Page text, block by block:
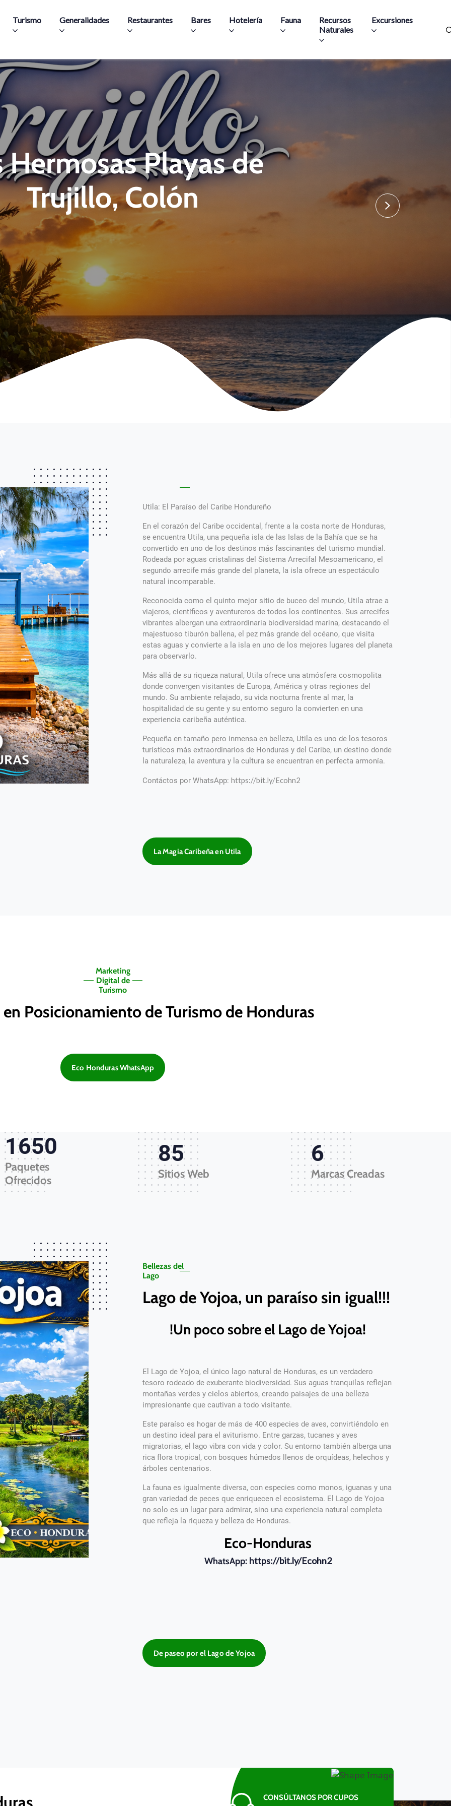
Turismo Generalidades Restaurantes Bares Hotelería Fauna
Recursos
Naturales
Excursiones
Hermosas Playas de
Trujillo, Colón
Utila: El Paraíso del Caribe Hondureño
En el corazón del Caribe occidental, frente a la costa norte de Honduras,
se encuentra Utila, una pequeña isla de las Islas de la Bahía que se ha
convertido en uno de los destinos más fascinantes del turismo mundial.
Rodeada por aguas cristalinas del Sistema Arrecifal Mesoamericano, el
segundo arrecife más grande del planeta, la isla ofrece un espectáculo
natural incomparable.
Reconocida como el quinto mejor sitio de buceo del mundo, Utila atrae a
viajeros, científicos y aventureros de todos los continentes. Sus arrecifes
vibrantes albergan una extraordinaria biodiversidad marina, destacando el
majestuoso tiburón ballena, el pez más grande del océano, que visita
estas aguas y convierte a la isla en uno de los mejores lugares del planeta
para observarlo.
Más allá de su riqueza natural, Utila ofrece una atmósfera cosmopolita
donde convergen visitantes de Europa, América y otras regiones del
mundo. Su ambiente relajado, su vida nocturna frente al mar, la
hospitalidad de su gente y su entorno seguro la convierten en una
experiencia caribeña auténtica.
Pequeña en tamaño pero inmensa en belleza, Utila es uno de los tesoros
turísticos más extraordinarios de Honduras y del Caribe, un destino donde
la naturaleza, la aventura y la cultura se encuentran en perfecta armonía.
Contáctos por WhatsApp: https://bit.ly/Ecohn2
La Magia Caribeña en Utila
Marketing
Digital de
Turismo
en Posicionamiento de Turismo de Honduras
Eco Honduras WhatsApp
1650
Paquetes
Ofrecidos
85
Sitios Web
6
Marcas Creadas
Bellezas del
Lago
Lago de Yojoa, un paraíso sin igual!!!
!Un poco sobre el Lago de Yojoa!
El Lago de Yojoa, el único lago natural de Honduras, es un verdadero
tesoro rodeado de exuberante biodiversidad. Sus aguas tranquilas reflejan
montañas verdes y cielos abiertos, creando paisajes de una belleza
impresionante que cautivan a todo visitante.
Este paraíso es hogar de más de 400 especies de aves, convirtiéndolo en
un destino ideal para el aviturismo. Entre garzas, tucanes y aves
migratorias, el lago vibra con vida y color. Su entorno también alberga una
rica flora tropical, con bosques húmedos llenos de orquídeas, helechos y
árboles centenarios.
La fauna es igualmente diversa, con especies como monos, iguanas y una
gran variedad de peces que enriquecen el ecosistema. El Lago de Yojoa
no solo es un lugar para admirar, sino una experiencia natural completa
que refleja la riqueza y belleza de Honduras.
Eco-Honduras
WhatsApp: https://bit.ly/Ecohn2
De paseo por el Lago de Yojoa
CONSÚLTANOS POR CUPOS